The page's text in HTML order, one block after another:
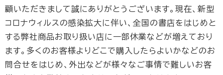
顧いただきまして誠にありがとうございます。現在、新型
コロナウィルスの感染拡大に伴い、全国の書店をはじめと
する弊社商品お取り扱い店に一部休業などが増えており
ます。多くのお客様よりどこで購入したらよいかなどのお
問合せをはじめ、外出などが様々なご事情で難しいお客